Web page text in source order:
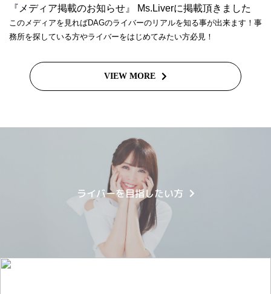
『メディア掲載のお知らせ』 Ms.Liverに掲載頂きました
このメディアを見ればDAGのライバーのリアルを知る事が出来ます！事
務所を探している方やライバーをはじめてみたい方必見！
VIEW MORE
ライバーを目指したい方